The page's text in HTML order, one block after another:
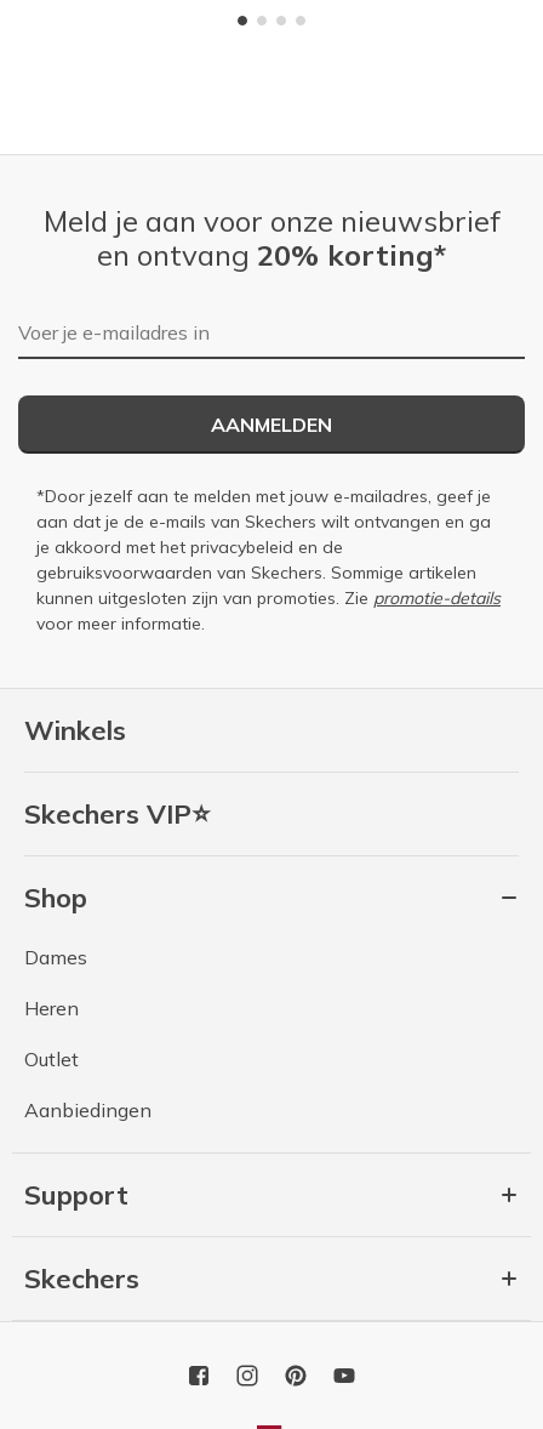
Winkels
Skechers VIP⭐
Shop
Dames
Heren
Outlet
Aanbiedingen
Support
Skechers
Meld je aan voor onze nieuwsbrief
en ontvang 20% korting*
E-mailadres
AANMELDEN
*Door jezelf aan te melden met jouw e-mailadres, geef je
aan dat je de e-mails van Skechers wilt ontvangen en ga
je akkoord met het privacybeleid en de
gebruiksvoorwaarden van Skechers. Sommige artikelen
kunnen uitgesloten zijn van promoties. Zie promotie-details
voor meer informatie.